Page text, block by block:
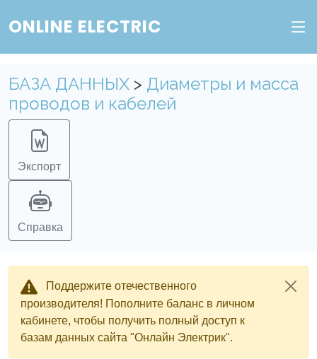
ONLINE ELECTRIC
БАЗА ДАННЫХ > Диаметры и масса
проводов и кабелей
Экспорт
Справка
Поддержите отечественного
производителя! Пополните баланс в личном
кабинете, чтобы получить полный доступ к
базам данных сайта "Онлайн Электрик".
Веб-сервис "Онлайн Электрик"
получить доступ ко всем сервисам "Онлайн
Электрик" без ограничений.